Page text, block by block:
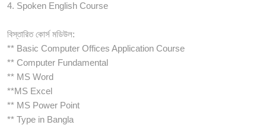
4. Spoken English Course
বিস্তারিত কোর্স মডিউল:
** Basic Computer Offices Application Course
** Computer Fundamental
** MS Word
**MS Excel
** MS Power Point
** Type in Bangla